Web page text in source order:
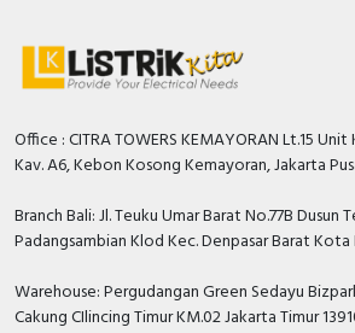
Office : CITRA TOWERS KEMAYORAN Lt.15
Kav. A6, Kebon Kosong Kemayoran, Jakarta
Branch Bali: Jl. Teuku Umar Barat No.77B Dusun
Padangsambian Klod Kec. Denpasar Barat Kota
Warehouse: Pergudangan Green Sedayu
Cakung CIlincing Timur KM.02 Jakarta Timur